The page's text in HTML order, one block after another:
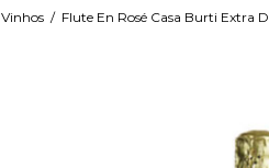
Vinhos / Flute En Rosé Casa Burti Extra